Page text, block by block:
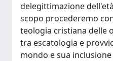
delegittimazione
scopo procederemo
teologia cristiana delle
tra escatologia e
mondo e sua